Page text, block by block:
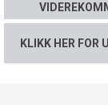
KLIKK HER